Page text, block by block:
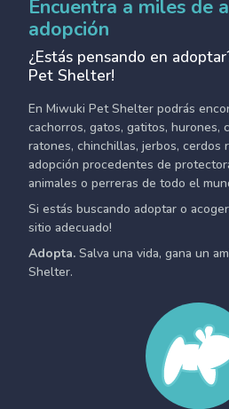
Encuentra a miles de
adopción
¿Estás pensando en
Pet Shelter!
En Miwuki Pet Shelter podrás
cachorros, gatos, gatitos, hurones,
ratones, chinchillas, jerbos, cerdos
adopción procedentes de
animales o perreras de todo el
Si estás buscando adoptar o
sitio adecuado!
Adopta. Salva una vida, gana un
Shelter.